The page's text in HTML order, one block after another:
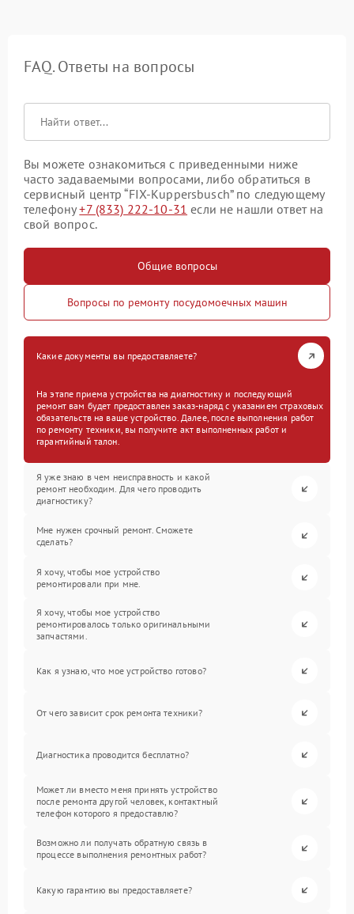
FAQ. Ответы на вопросы
Вы можете ознакомиться с приведенными ниже
часто задаваемыми вопросами, либо обратиться в
сервисный центр “FIX-Kuppersbusch” по следующему
телефону+7 (833) 222-10-31 если не нашли ответ на
свой вопрос.
Общие вопросы
Вопросы по ремонту посудомоечных машин
Какие документы вы предоставляете?
На этапе приема устройства на диагностику и последующий
ремонт вам будет предоставлен заказ-наряд с указанием страховых
обязательств на ваше устройство. Далее, после выполнения работ
по ремонту техники, вы получите акт выполненных работ и
гарантийный талон.
Я уже знаю в чем неисправность и какой
ремонт необходим. Для чего проводить
диагностику?
Мне нужен срочный ремонт. Сможете
сделать?
Я хочу, чтобы мое устройство
ремонтировали при мне.
Я хочу, чтобы мое устройство
ремонтировалось только оригинальными
запчастями.
Как я узнаю, что мое устройство готово?
От чего зависит срок ремонта техники?
Диагностика проводится бесплатно?
Может ли вместо меня принять устройство
после ремонта другой человек, контактный
телефон которого я предоставлю?
Возможно ли получать обратную связь в
процессе выполнения ремонтных работ?
Какую гарантию вы предоставляете?